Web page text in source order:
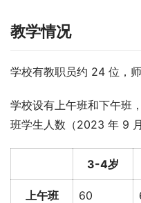
教学情况
学校有教职员约 24 位，
学校设有上午班和下午班
班学生人数（2023 年 9 月
3-4岁
上午班 60